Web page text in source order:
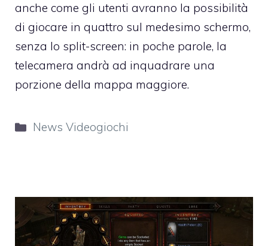
anche come gli utenti avranno la possibilità
di giocare in quattro sul medesimo schermo,
senza lo split-screen: in poche parole, la
telecamera andrà ad inquadrare una
porzione della mappa maggiore.
Categorie
News Videogiochi